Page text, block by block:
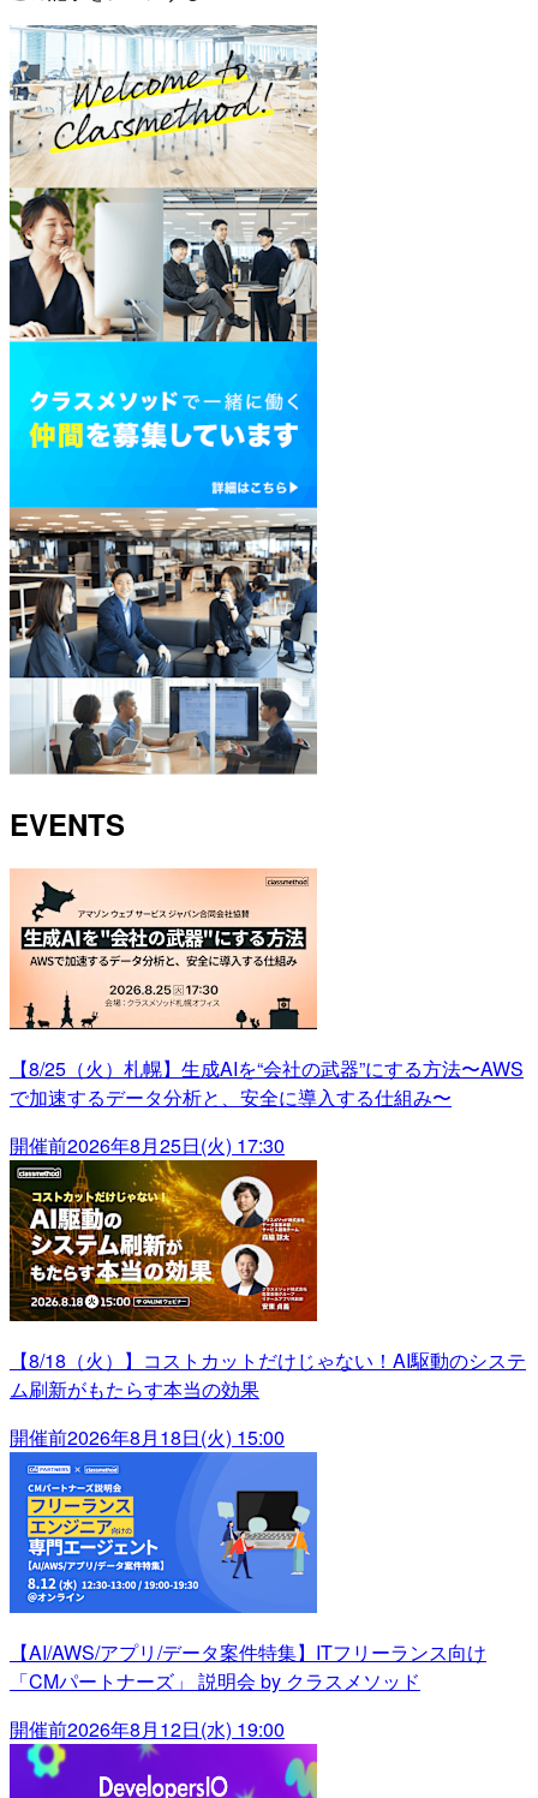
EVENTS
【8/25（火）札幌】生成AIを“会社の武器”にする方法〜AWS
で加速するデータ分析と、安全に導入する仕組み〜
開催前2026年8月25日(火) 17:30
【8/18（火）】コストカットだけじゃない！AI駆動のシステ
ム刷新がもたらす本当の効果
開催前2026年8月18日(火) 15:00
【AI/AWS/アプリ/データ案件特集】ITフリーランス向け
「CMパートナーズ」 説明会 by クラスメソッド
開催前2026年8月12日(水) 19:00